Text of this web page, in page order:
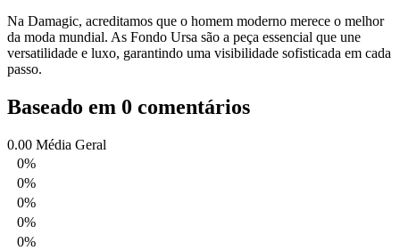
Na Damagic, acreditamos que o homem moderno merece o melhor
da moda mundial. As Fondo Ursa são a peça essencial que une
versatilidade e luxo, garantindo uma visibilidade sofisticada em cada
passo.
Baseado em 0 comentários
0.00 Média Geral
0%
0%
0%
0%
0%